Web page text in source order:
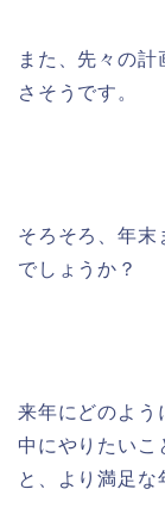
また、先々の計
さそうです。
そろそろ、年末
でしょうか？
来年にどのよう
中にやりたいこ
と、より満足な